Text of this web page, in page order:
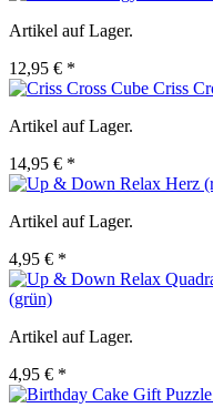
Artikel auf Lager.
12,95 € *
Criss
Artikel auf Lager.
14,95 € *
Artikel auf Lager.
4,95 € *
(grün)
Artikel auf Lager.
4,95 € *